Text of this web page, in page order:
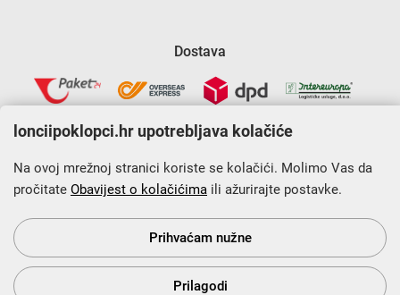
Dostava
Krajnji primatelj financijskog instrumenta sufinanciranog iz
Europskog fonda za regionalni razvoj u sklopu Operativnog
programa „Konkurentnost i kohezija”.
s Vama od 2014. godine!
lonciipoklopci.hr upotrebljava kolačiće
Na ovoj mrežnoj stranici koriste se kolačići. Molimo Vas da
pročitate Obavijest o kolačićima ili ažurirajte postavke.
Prihvaćam nužne
Prilagodi